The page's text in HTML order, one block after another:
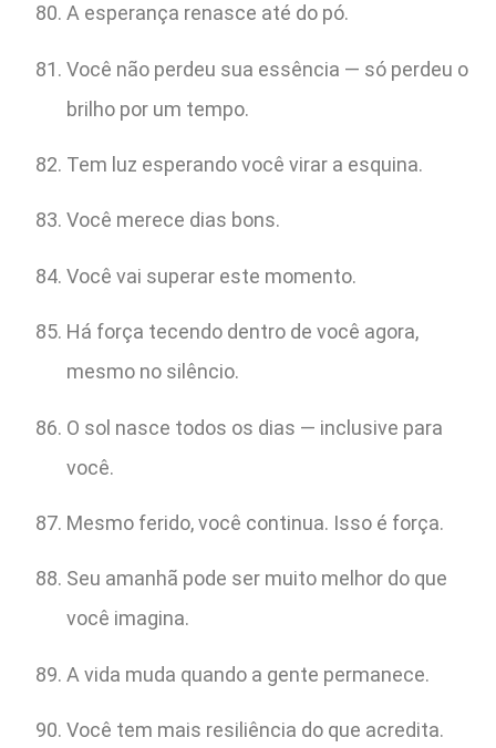
A esperança renasce até do pó.
Você não perdeu sua essência — só perdeu o
brilho por um tempo.
Tem luz esperando você virar a esquina.
Você merece dias bons.
Você vai superar este momento.
Há força tecendo dentro de você agora,
mesmo no silêncio.
O sol nasce todos os dias — inclusive para
você.
Mesmo ferido, você continua. Isso é força.
Seu amanhã pode ser muito melhor do que
você imagina.
A vida muda quando a gente permanece.
Você tem mais resiliência do que acredita.